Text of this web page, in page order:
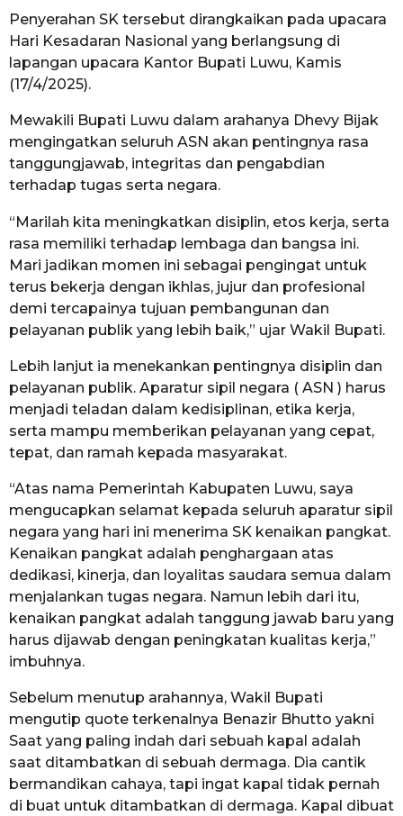
Penyerahan SK tersebut dirangkaikan pada upacara
Hari Kesadaran Nasional yang berlangsung di
lapangan upacara Kantor Bupati Luwu, Kamis
(17/4/2025).
Mewakili Bupati Luwu dalam arahanya Dhevy Bijak
mengingatkan seluruh ASN akan pentingnya rasa
tanggungjawab, integritas dan pengabdian
terhadap tugas serta negara.
“Marilah kita meningkatkan disiplin, etos kerja, serta
rasa memiliki terhadap lembaga dan bangsa ini.
Mari jadikan momen ini sebagai pengingat untuk
terus bekerja dengan ikhlas, jujur dan profesional
demi tercapainya tujuan pembangunan dan
pelayanan publik yang lebih baik,” ujar Wakil Bupati.
Lebih lanjut ia menekankan pentingnya disiplin dan
pelayanan publik. Aparatur sipil negara ( ASN ) harus
menjadi teladan dalam kedisiplinan, etika kerja,
serta mampu memberikan pelayanan yang cepat,
tepat, dan ramah kepada masyarakat.
“Atas nama Pemerintah Kabupaten Luwu, saya
mengucapkan selamat kepada seluruh aparatur sipil
negara yang hari ini menerima SK kenaikan pangkat.
Kenaikan pangkat adalah penghargaan atas
dedikasi, kinerja, dan loyalitas saudara semua dalam
menjalankan tugas negara. Namun lebih dari itu,
kenaikan pangkat adalah tanggung jawab baru yang
harus dijawab dengan peningkatan kualitas kerja,”
imbuhnya.
Sebelum menutup arahannya, Wakil Bupati
mengutip quote terkenalnya Benazir Bhutto yakni
Saat yang paling indah dari sebuah kapal adalah
saat ditambatkan di sebuah dermaga. Dia cantik
bermandikan cahaya, tapi ingat kapal tidak pernah
di buat untuk ditambatkan di dermaga. Kapal dibuat